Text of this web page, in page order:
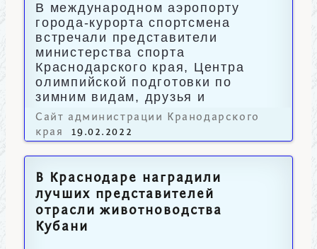
В международном аэропорту
города-курорта спортсмена
встречали представители
министерства спорта
Краснодарского края, Центра
олимпийской подготовки по
зимним видам, друзья и
родные.
Сайт администрации Кранодарского
края
19.02.2022
В Краснодаре наградили
лучших представителей
отрасли животноводства
Кубани